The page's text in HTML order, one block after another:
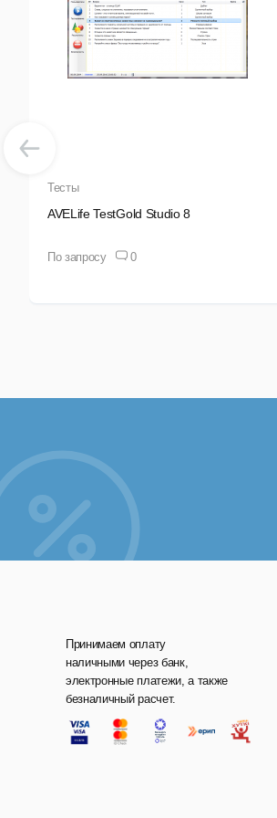
Тесты
AVELife TestGold Studio 8
По запросу 0
Принимаем оплату
наличными через банк,
электронные платежи, а также
безналичный расчет.